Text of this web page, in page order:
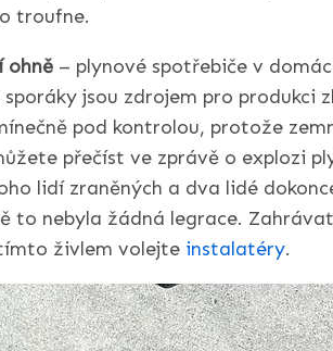
troufne.
ohně – plynové spotřebiče v
jsou zdrojem pro produkci
pod kontrolou, protože
přečíst ve zprávě o explozi
lidí zraněných a dva lidé
to nebyla žádná legrace.
živlem volejte instalatéry.